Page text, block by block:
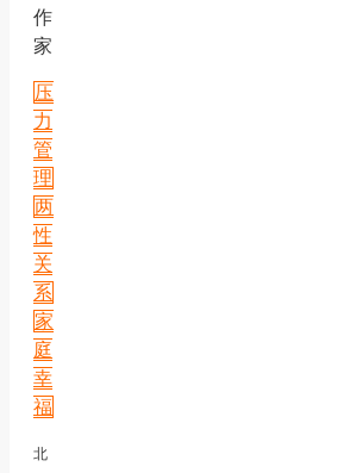
作
家
压
力
管
理
两
性
关
系
家
庭
幸
福
北